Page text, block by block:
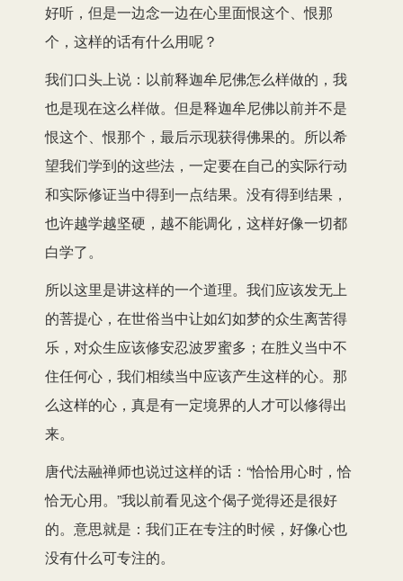
好听，但是一边念一边在心里面恨这个、恨那
个，这样的话有什么用呢？
我们口头上说：以前释迦牟尼佛怎么样做的，我
也是现在这么样做。但是释迦牟尼佛以前并不是
恨这个、恨那个，最后示现获得佛果的。所以希
望我们学到的这些法，一定要在自己的实际行动
和实际修证当中得到一点结果。没有得到结果，
也许越学越坚硬，越不能调化，这样好像一切都
白学了。
所以这里是讲这样的一个道理。我们应该发无上
的菩提心，在世俗当中让如幻如梦的众生离苦得
乐，对众生应该修安忍波罗蜜多；在胜义当中不
住任何心，我们相续当中应该产生这样的心。那
么这样的心，真是有一定境界的人才可以修得出
来。
唐代法融禅师也说过这样的话：“恰恰用心时，恰
恰无心用。”我以前看见这个偈子觉得还是很好
的。意思就是：我们正在专注的时候，好像心也
没有什么可专注的。